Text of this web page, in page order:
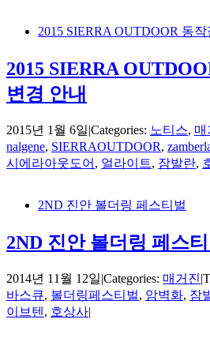
2015 SIERRA OUTDOOR 동
2015 SIERRA
변경 안내
2015년 1월 6일|Categories: 노티스, 매
nalgene, SIERRAOUTDOOR,
시에라아웃도어 , 얼라이트, 잠발란,
2ND 진안 볼더링 페스티벌
2ND 진안 볼더링 페스티
2014년 11월 12일|Categories: 매거진|
바스큐, 볼더링페스티벌, 암벽화, 잠
이브텐 , 호상사|